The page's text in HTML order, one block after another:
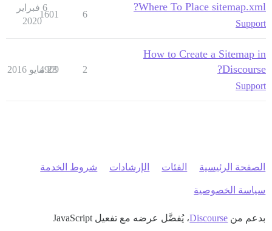
Where To Place sitemap.xml?
Support
6
1601
6 فبراير
2020
How to Create a Sitemap in
Discourse?
Support
2
4909
23 مايو 2016
الصفحة الرئيسية الفئات الإرشادات شروط الخدمة
سياسة الخصوصية
بدعم من Discourse، يُفضَّل عرضه مع تفعيل JavaScript